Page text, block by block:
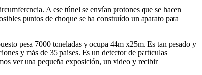
A ese túnel se envían protones que se hacen
puntos de choque se ha construído un aparato para
pesa 7000 toneladas y ocupa 44m x25m. Es tan pesado y
y más de 35 países. Es un detector de partículas
ver una pequeña exposición, un video y recibir